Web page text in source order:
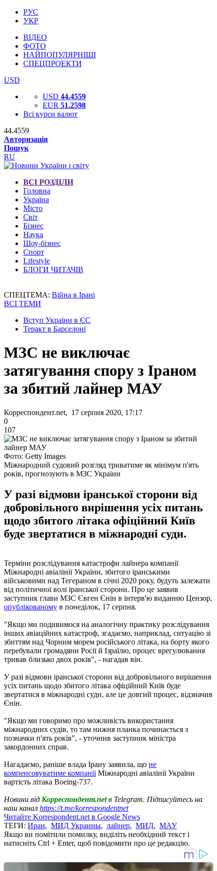
РУС
УКР
ВІДЕО
ФОТО
НАЙПОПУЛЯРНІШІ
СПЕЦПРОЕКТИ
USD
USD 44.4559
EUR 51.2598
Всі курси валют
44.4559
Авторизація
Пошук
RU
ВСІ РОЗДІЛИ
Головна
Україна
Місто
Світ
Бізнес
Наука
Шоу-бізнес
Спорт
Lifestyle
БЛОГИ ЧИТАЧІВ
СПЕЦТЕМА: Війна в Ірані
ВСІ ТЕМИ
Вступ України в ЄС
Теракт в Барселоні
МЗС не виключає
затягування спору з Іраном
за збитий лайнер МАУ
Корреспондент.net, 17 серпня 2020, 17:17
0
107
Фото: Getty Images
Міжнародний судовий розгляд триватиме як мінімум п'ять
років, прогнозують в МЗС України
У разі відмови іранської сторони від
добровільного вирішення усіх питань
щодо збитого літака офіційний Київ
буде звертатися в міжнародні суди.
Терміни розслідування катастрофи лайнера компанії
Міжнародні авіалінії України, збитого іранськими
військовими над Тегераном в січні 2020 року, будуть залежати
від політичної волі іранської сторони. Про це заявив
заступник глави МЗС Євген Єнін в інтерв'ю виданню Цензор,
опублікованому в понеділок, 17 серпня.
"Якщо ми подивимося на аналогічну практику розслідування
інших авіаційних катастроф, згадаємо, наприклад, ситуацію зі
збиттям над Чорним морем російського літака, на борту якого
перебували громадяни Росії й Ізраїлю, процес врегулювання
тривав близько двох років", - нагадав він.
У разі відмови іранської сторони від добровільного вирішення
усіх питань щодо збитого літака офіційний Київ буде
звертатися в міжнародні суди, але це довгий процес, відзначив
Єнін.
"Якщо ми говоримо про можливість використання
міжнародних судів, то там нижня планка починається з
позначки п'ять років", - уточнив заступник міністра
закордонних справ.
Нагадаємо, раніше влада Ірану заявила, що не
компенсовуватиме компаніїМіжнародні авіалінії України
вартість літака Boeing-737.
Новини від Корреспондент.netв Telegram. Підписуйтесь на
наш канал https://t.me/korrespondentnet
Читайте Korrespondent.net в Google News
ТЕГИ: Иран, МИД Украины, лайнер, МИД, МАУ
Якщо ви помітили помилку, виділіть необхідний текст і
натисніть Ctrl + Enter, щоб повідомити про це редакцію.